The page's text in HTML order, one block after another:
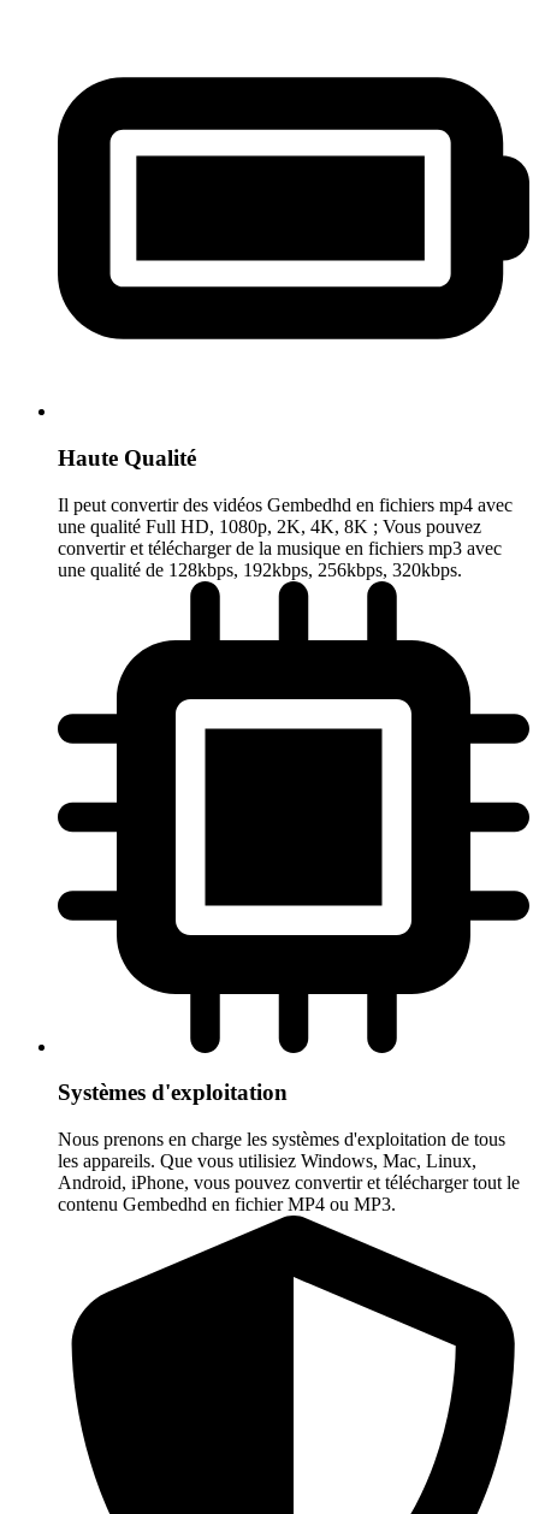
Haute Qualité
Il peut convertir des vidéos Gembedhd en fichiers mp4 avec
une qualité Full HD, 1080p, 2K, 4K, 8K ; Vous pouvez
convertir et télécharger de la musique en fichiers mp3 avec
une qualité de 128kbps, 192kbps, 256kbps, 320kbps.
Systèmes d'exploitation
Nous prenons en charge les systèmes d'exploitation de tous
les appareils. Que vous utilisiez Windows, Mac, Linux,
Android, iPhone, vous pouvez convertir et télécharger tout le
contenu Gembedhd en fichier MP4 ou MP3.